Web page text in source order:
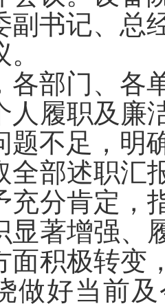
副书记、总
各部门、各
人履职及廉
题不足，明
全部述职汇
充分肯定，
显著增强、
面积极转变
做好当前